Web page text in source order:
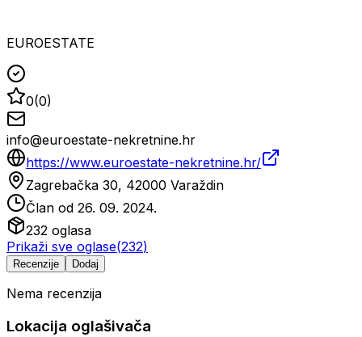
EUROESTATE
0(0)
info@euroestate-nekretnine.hr
https://www.euroestate-nekretnine.hr/
Zagrebačka 30, 42000 Varaždin
Član od 26. 09. 2024.
232 oglasa
Prikaži sve oglase(232)
Recenzije Dodaj
Nema recenzija
Lokacija oglašivača